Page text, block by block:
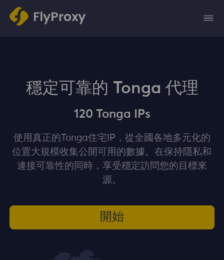
穩定可靠的 Tonga 代理
120 Tonga IPs
使用真正的Tonga住宅IP，從全國各地多元化的
位置大規模收集公開可用的數據。在保持隱私和
連接可靠性的同時，享受穩定訪問您的目標來
源。
開始